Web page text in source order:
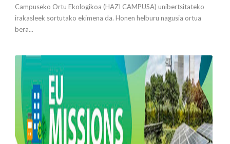
Campuseko Ortu Ekologikoa (HAZI CAMPUSA) unibertsitateko
irakasleek sortutako ekimena da. Honen helburu nagusia ortua
bera...